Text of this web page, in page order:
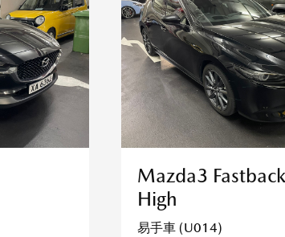
Mazda3
High
易手車 (U014)